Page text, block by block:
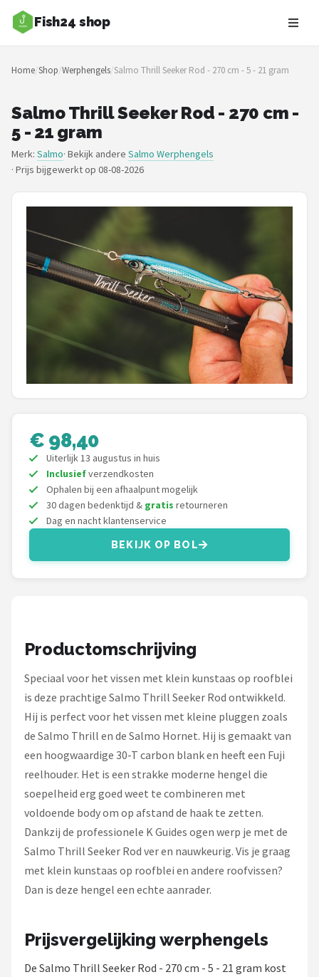
Fish24 shop
Zoeken
NAVIGATIE
Merken
Blog
Hengelsoorten
Hengels
Molens
Kunstaas
Shop
Westin
Spro
Korda
Fox Rage
Rozemeijer
Gamakatsu
Alle merken →
Home/Shop/Werphengels/Salmo Thrill Seeker Rod - 270 cm - 5 - 21 gram
Salmo Thrill Seeker Rod - 270 cm -
5 - 21 gram
Merk: Salmo· Bekijk andere Salmo Werphengels
· Prijs bijgewerkt op 08-08-2026
€ 98,40
Uiterlijk 13 augustus in huis
Inclusiefverzendkosten
Ophalen bij een afhaalpunt mogelijk
30 dagen bedenktijd & gratis retourneren
Dag en nacht klantenservice
BEKIJK OP BOL
Productomschrijving
Speciaal voor het vissen met klein kunstaas op roofblei
is deze prachtige Salmo Thrill Seeker Rod ontwikkeld.
Hij is perfect voor het vissen met kleine pluggen zoals
de Salmo Thrill en de Salmo Hornet. Hij is gemaakt van
een hoogwaardige 30-T carbon blank en heeft een Fuji
reelhouder. Het is een strakke moderne hengel die
soepelheid erg goed weet te combineren met
voldoende body om op afstand de haak te zetten.
Dankzij de professionele K Guides ogen werp je met de
Salmo Thrill Seeker Rod ver en nauwkeurig. Vis je graag
met klein kunstaas op roofblei en andere roofvissen?
Dan is deze hengel een echte aanrader.
Prijsvergelijking werphengels
De Salmo Thrill Seeker Rod - 270 cm - 5 - 21 gram kost